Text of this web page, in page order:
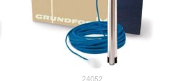
24052